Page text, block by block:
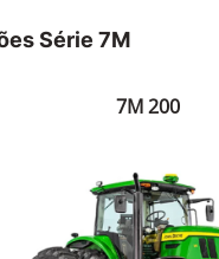
Série 7M
7M 200